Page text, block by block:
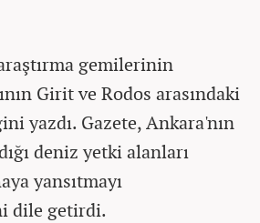
gemilerinin
Girit ve Rodos arasındaki
yazdı. Gazete, Ankara'nın
deniz yetki alanları
yansıtmayı
dile getirdi.